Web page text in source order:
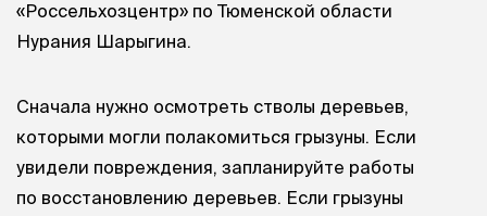
«Россельхозцентр» по Тюменской области
Нурания Шарыгина.
Сначала нужно осмотреть стволы деревьев,
которыми могли полакомиться грызуны. Если
увидели повреждения, запланируйте работы
по восстановлению деревьев. Если грызуны